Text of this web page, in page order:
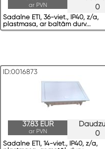
0
ar PVN
Sadalne ETI, 36-viet., IP40, z/a,
plastmasa, ar baltām durv...
ID:0016873
0
37.83 EUR
ar PVN
Sadalne ETI, 14-viet., IP40, z/a,